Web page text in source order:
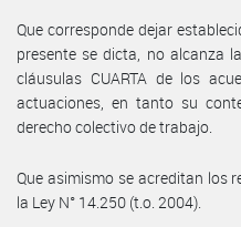
Que corresponde dejar
presente se dicta, no alcanza
cláusulas CUARTA de los
actuaciones, en tanto su
derecho colectivo de trabajo.
Que asimismo se acreditan los
la Ley N° 14.250 (t.o. 2004).